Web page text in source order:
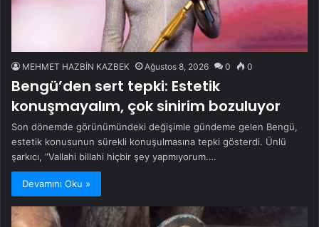
MEHMET HAZBİN KAZBEK Ağustos 8, 2026 0 0
Bengü’den sert tepki: Estetik
konuşmayalım, çok sinirim bozuluyor
Son dönemde görünümündeki değişimle gündeme gelen Bengü,
estetik konusunun sürekli konuşulmasına tepki gösterdi. Ünlü
şarkıcı, “Vallahi billahi hiçbir şey yapmıyorum.…
Devamını Oku »